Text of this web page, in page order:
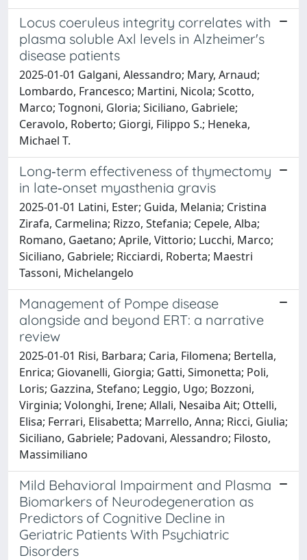
Locus coeruleus integrity correlates with
plasma soluble Axl levels in Alzheimer's
disease patients
2025-01-01 Galgani, Alessandro; Mary, Arnaud;
Lombardo, Francesco; Martini, Nicola; Scotto,
Marco; Tognoni, Gloria; Siciliano, Gabriele;
Ceravolo, Roberto; Giorgi, Filippo S.; Heneka,
Michael T.
Long‑term effectiveness of thymectomy
in late‑onset myasthenia gravis
2025-01-01 Latini, Ester; Guida, Melania; Cristina
Zirafa, Carmelina; Rizzo, Stefania; Cepele, Alba;
Romano, Gaetano; Aprile, Vittorio; Lucchi, Marco;
Siciliano, Gabriele; Ricciardi, Roberta; Maestri
Tassoni, Michelangelo
Management of Pompe disease
alongside and beyond ERT: a narrative
review
2025-01-01 Risi, Barbara; Caria, Filomena; Bertella,
Enrica; Giovanelli, Giorgia; Gatti, Simonetta; Poli,
Loris; Gazzina, Stefano; Leggio, Ugo; Bozzoni,
Virginia; Volonghi, Irene; Allali, Nesaiba Ait; Ottelli,
Elisa; Ferrari, Elisabetta; Marrello, Anna; Ricci, Giulia;
Siciliano, Gabriele; Padovani, Alessandro; Filosto,
Massimiliano
Mild Behavioral Impairment and Plasma
Biomarkers of Neurodegeneration as
Predictors of Cognitive Decline in
Geriatric Patients With Psychiatric
Disorders